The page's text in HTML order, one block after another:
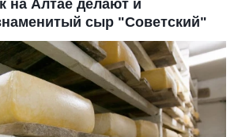
на Алтае делают и
сыр "Советский"